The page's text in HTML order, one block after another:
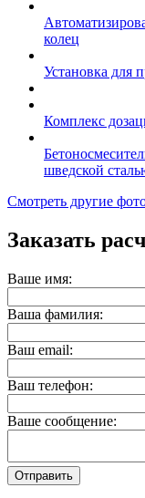
колец
Установка для
Комплекс
шведской
Смотреть другие
Заказать
Ваше имя:
Ваша фамилия:
Ваш email:
Ваш телефон:
Ваше сообщение:
Отправить